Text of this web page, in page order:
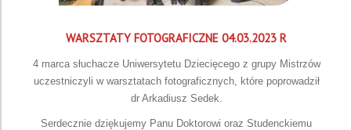
WARSZTATY FOTOGRAFICZNE 04.03.2023 R
4 marca słuchacze Uniwersytetu Dziecięcego z grupy Mistrzów
uczestniczyli w warsztatach fotograficznych, które poprowadził
dr Arkadiusz Sedek.
Serdecznie dziękujemy Panu Doktorowi oraz Studenckiemu